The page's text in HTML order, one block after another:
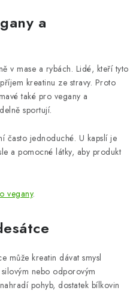
a
v mase a rybách. Lidé, kteří tyto
kreatinu ze stravy. Proto
také pro vegany a
sportují.
často jednoduché. U kapslí je
a pomocné látky, aby produkt
vegany.
může kreatin dávat smysl
nebo odporovým
pohyb, dostatek bílkovin